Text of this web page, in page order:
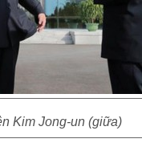
Kim Jong-un (giữa)